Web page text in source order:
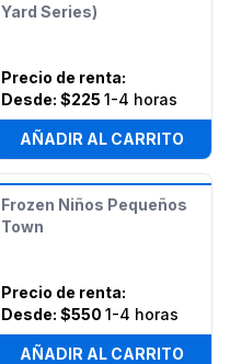
Yard Series)
Precio de renta:
Desde: $225 1-4 horas
AÑADIR AL CARRITO
Frozen Niños Pequeños
Town
Precio de renta:
Desde: $550 1-4 horas
AÑADIR AL CARRITO